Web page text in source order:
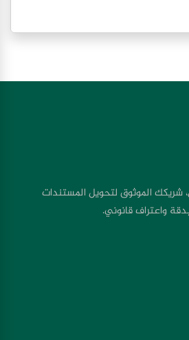
الموثوق لتحويل المستندات
واعتراف قانوني.